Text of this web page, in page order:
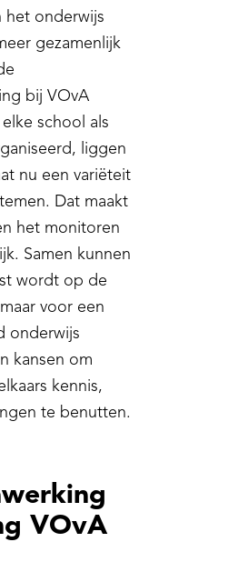
het onderwijs
gezamenlijk
bij VOvA
school als
liggen
nu een variëteit
Dat maakt
het monitoren
Samen kunnen
wordt op de
voor een
onderwijs
kansen om
kennis,
te benutten.
VOvA